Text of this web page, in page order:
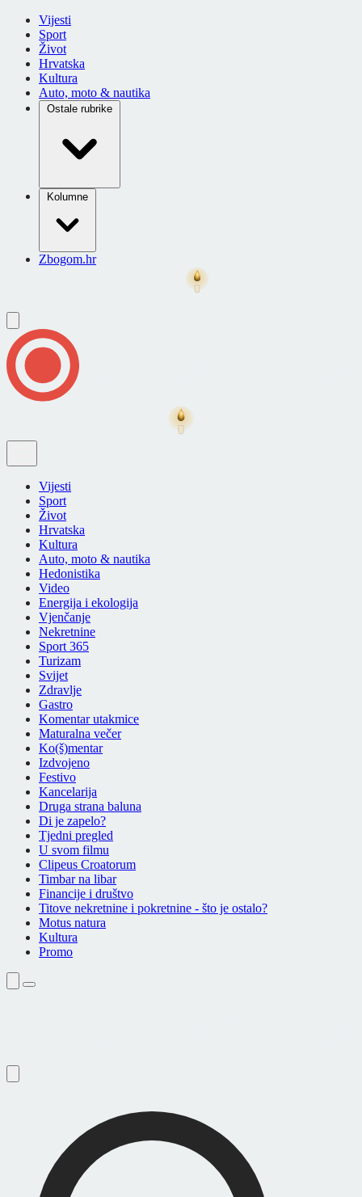
Vijesti
Sport
Život
Hrvatska
Kultura
Auto, moto & nautika
Ostale rubrike
Kolumne
Zbogom.hr
Vijesti
Sport
Život
Hrvatska
Kultura
Auto, moto & nautika
Hedonistika
Video
Energija i ekologija
Vjenčanje
Nekretnine
Sport 365
Turizam
Svijet
Zdravlje
Gastro
Komentar utakmice
Maturalna večer
Ko(š)mentar
Izdvojeno
Festivo
Kancelarija
Druga strana baluna
Di je zapelo?
Tjedni pregled
U svom filmu
Clipeus Croatorum
Timbar na libar
Financije i društvo
Titove nekretnine i pokretnine - što je ostalo?
Motus natura
Kultura
Promo